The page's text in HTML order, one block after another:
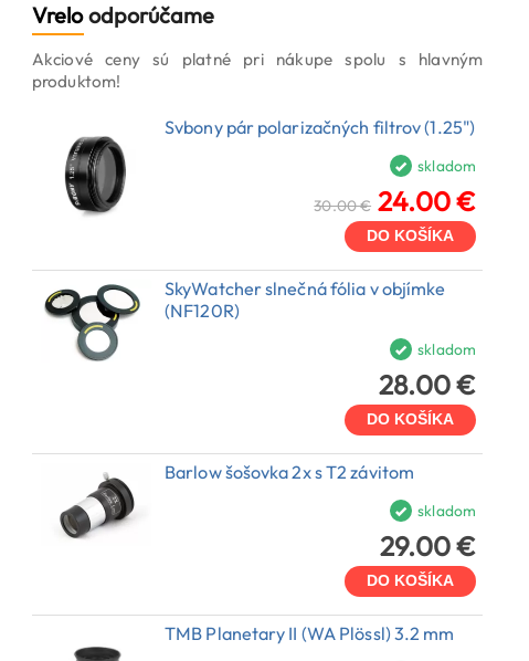
Vreloodporúčame
Akciové ceny sú platné pri nákupe spolu s hlavným
produktom!
Svbony pár polarizačných filtrov (1.25")
skladom
30.00 € 24.00 €
DO KOŠÍKA
SkyWatcher slnečná fólia v objímke
(NF120R)
skladom
28.00 €
DO KOŠÍKA
Barlow šošovka 2x s T2 závitom
skladom
29.00 €
DO KOŠÍKA
TMB Planetary II (WA Plössl) 3.2 mm